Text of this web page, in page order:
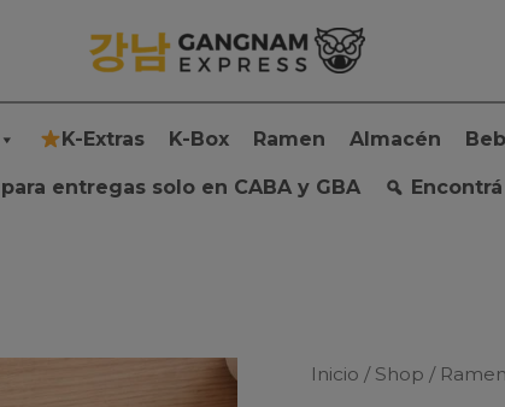
K-Extras K-Box Ramen Almacén
para entregas solo en CABA y GBA
Inicio / Shop / Ramen